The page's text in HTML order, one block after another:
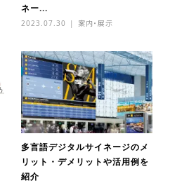
ネー...
2023.07.30 案内・展示
多言語デジタルサイネージのメ
リット・デメリットや活用例を
紹介